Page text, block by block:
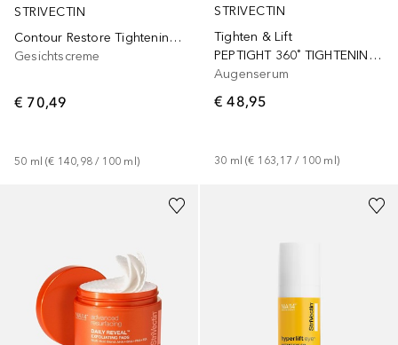
STRIVECTIN
Contour Restore Tightening & Sculpting Face Cream
Gesichtscreme
€ 70,49
50 ml (€ 140,98 / 100 ml)
STRIVECTIN
Tighten & Lift
PEPTIGHT 360˚ TIGHTENING EYE SERUM
Augenserum
€ 48,95
30 ml (€ 163,17 / 100 ml )